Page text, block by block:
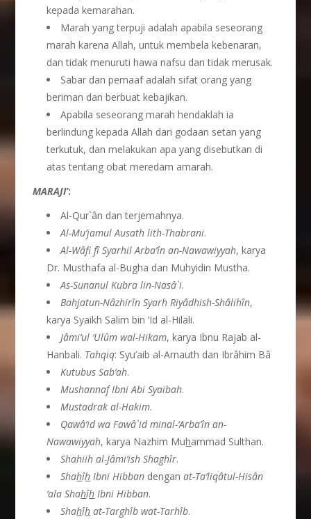
kepada kemarahan.
Marah yang terpuji adalah apabila seseorang
marah karena Allah, untuk membela kebenaran,
dan tidak menuruti hawa nafsu dan tidak merusak.
Sabar dan pemaaf adalah sifat orang yang
beriman dan berbuat kebajikan.
Apabila seseorang marah hendaklah ia
berlindung kepada Allah dari godaan setan yang
terkutuk, dan melakukan apa yang disebutkan di
atas tentang obat meredam amarah.
MARAJI’:
Al-Qur`ân dan terjemahnya.
Al-Mu’jamul Ausath lith-Thabrani.
Al-Wâfi fîSyarhil Arba’în an-Nawawiyyah, karya
Dr. Musthafa al-Bugha dan Muhyidin Mustha.
As-Sunanul Kubra lin-Nasâ`i.
Bahjatun-Nâzhirîn Syarh Riyâdhish-Shâlihîn,
karya Syaikh Salim bin ‘Id al-Hilali.
Jâmi’ul ‘Ulûm wal-Hikam, karya Ibnu Rajab al-
Hanbali. Tahqiq: Syu’aib al-Arnauth dan Ibrâhim Bâ
Kutubus Sab’ah.
Mushannaf Ibni Abi Syaibah.
Mustadrak al-Hakim.
Qawâ’id wa Fawâ`id minal-‘Arba’în an-
Nawawiyyah, karya Nazhim Muhammad Sulthan.
Shahiih al-Jâmi’ish Shaghîr.
Shahîh Ibni Hibban denganat-Ta’liqâtul-Hisân
‘ala Shahîh Ibni Hibban.
Shahîh at-Targhîb wat-Tarhîb.